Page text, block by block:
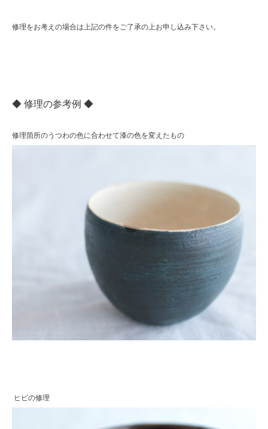
修理をお考えの場合は上記の件をご了承の上お申し込み下さい。
◆ 修理の参考例 ◆
修理箇所のうつわの色に合わせて漆の色を変えたもの
ヒビの修理